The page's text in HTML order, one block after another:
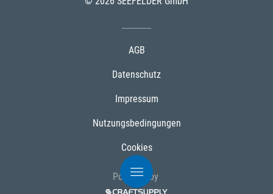
AGB
Datenschutz
Impressum
Nutzungsbedingungen
Cookies
Powered by